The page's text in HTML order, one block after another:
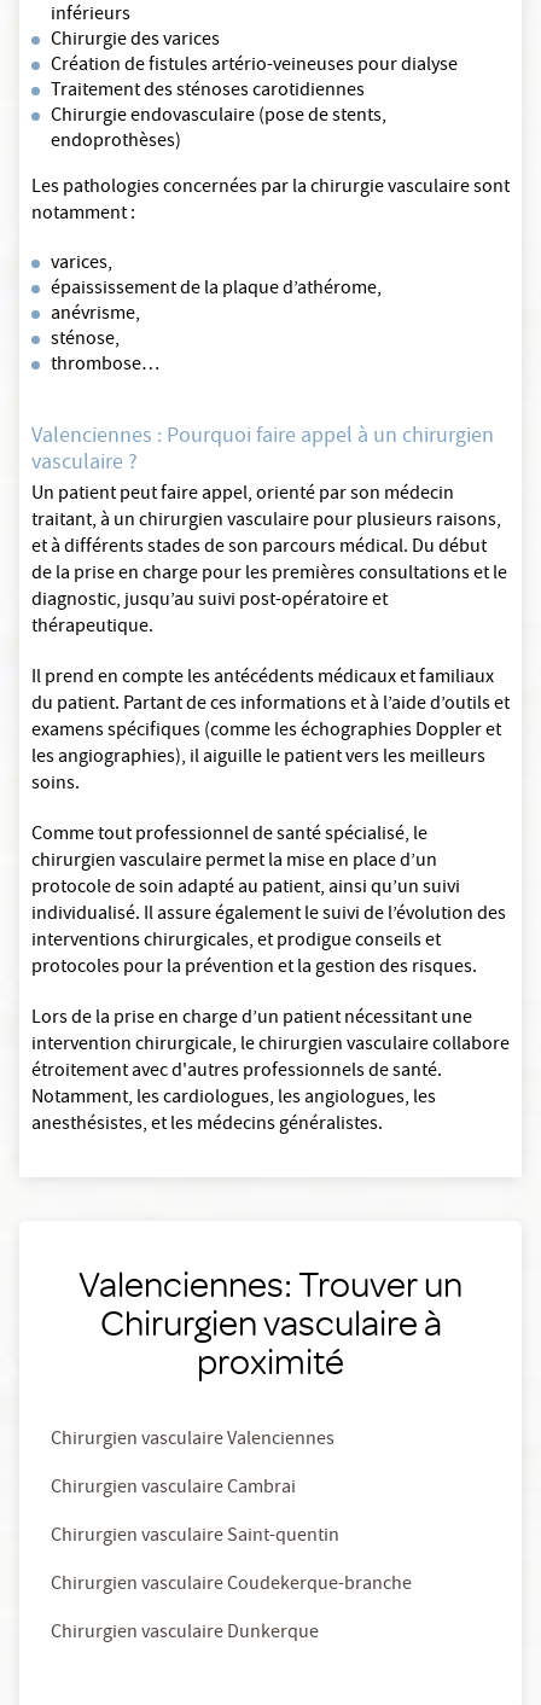
inférieurs
Chirurgie des varices
Création de fistules artério-veineuses pour dialyse
Traitement des sténoses carotidiennes
Chirurgie endovasculaire (pose de stents,
endoprothèses)
Les pathologies concernées par la chirurgie vasculaire sont
notamment :
varices,
épaississement de la plaque d’athérome,
anévrisme,
sténose,
thrombose…
Valenciennes : Pourquoi faire appel à un chirurgien
vasculaire ?
Un patient peut faire appel, orienté par son médecin
traitant, à un chirurgien vasculaire pour plusieurs raisons,
et à différents stades de son parcours médical. Du début
de la prise en charge pour les premières consultations et le
diagnostic, jusqu’au suivi post-opératoire et
thérapeutique.
Il prend en compte les antécédents médicaux et familiaux
du patient. Partant de ces informations et à l’aide d’outils et
examens spécifiques (comme les échographies Doppler et
les angiographies), il aiguille le patient vers les meilleurs
soins.
Comme tout professionnel de santé spécialisé, le
chirurgien vasculaire permet la mise en place d’un
protocole de soin adapté au patient, ainsi qu’un suivi
individualisé. Il assure également le suivi de l’évolution des
interventions chirurgicales, et prodigue conseils et
protocoles pour la prévention et la gestion des risques.
Lors de la prise en charge d’un patient nécessitant une
intervention chirurgicale, le chirurgien vasculaire collabore
étroitement avec d'autres professionnels de santé.
Notamment, les cardiologues, les angiologues, les
anesthésistes, et les médecins généralistes.
Valenciennes: Trouver un
Chirurgien vasculaire à
proximité
Chirurgien vasculaire Valenciennes
Chirurgien vasculaire Cambrai
Chirurgien vasculaire Saint-quentin
Chirurgien vasculaire Coudekerque-branche
Chirurgien vasculaire Dunkerque